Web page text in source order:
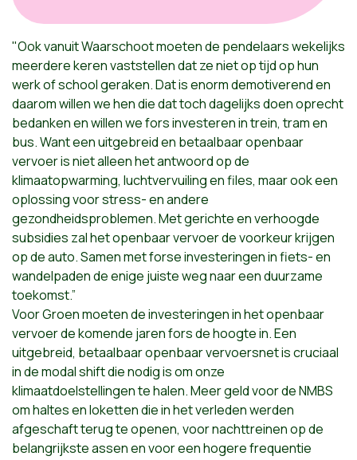
"Ook vanuit Waarschoot moeten de pendelaars wekelijks
meerdere keren vaststellen dat ze niet op tijd op hun
werk of school geraken. Dat is enorm demotiverend en
daarom willen we hen die dat toch dagelijks doen oprecht
bedanken en willen we fors investeren in trein, tram en
bus. Want een uitgebreid en betaalbaar openbaar
vervoer is niet alleen het antwoord op de
klimaatopwarming, luchtvervuiling en files, maar ook een
oplossing voor stress- en andere
gezondheidsproblemen. Met gerichte en verhoogde
subsidies zal het openbaar vervoer de voorkeur krijgen
op de auto. Samen met forse investeringen in fiets- en
wandelpaden de enige juiste weg naar een duurzame
toekomst.”
Voor Groen moeten de investeringen in het openbaar
vervoer de komende jaren fors de hoogte in. Een
uitgebreid, betaalbaar openbaar vervoersnet is cruciaal
in de modal shift die nodig is om onze
klimaatdoelstellingen te halen. Meer geld voor de NMBS
om haltes en loketten die in het verleden werden
afgeschaft terug te openen, voor nachttreinen op de
belangrijkste assen en voor een hogere frequentie